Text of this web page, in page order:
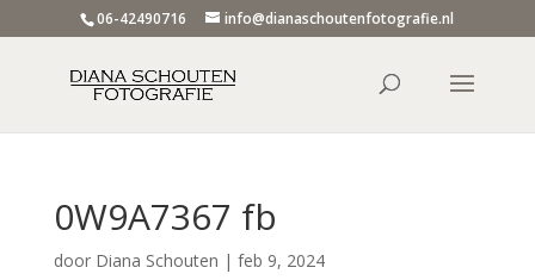
06-42490716 info@dianaschoutenfotografie.nl
0W9A7367 fb
door Diana Schouten | feb 9, 2024